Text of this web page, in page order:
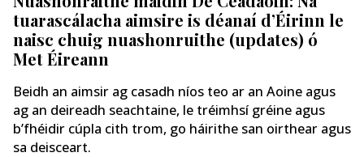
tuarascálacha aimsire is déanaí d’Éirinn le
naisc chuig nuashonruithe (updates) ó
Met Éireann
Beidh an aimsir ag casadh níos teo ar an Aoine agus
ag an deireadh seachtaine, le tréimhsí gréine agus
b’fhéidir cúpla cith trom, go háirithe san oirthear agus
sa deisceart.